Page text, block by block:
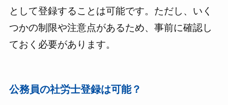
として登録することは可能です。ただし、いく
つかの制限や注意点があるため、事前に確認し
ておく必要があります。
公務員の社労士登録は可能？